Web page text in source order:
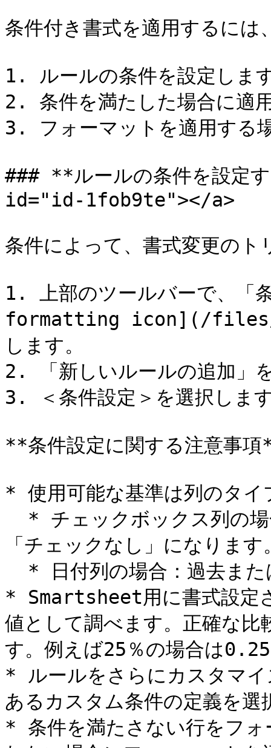
条件付き書式を適用するに
1. ルールの条件を設定しま
2. 条件を満たした場合に適
3. フォーマットを適用する
### **ルールの条件を設
id="id-1fob9te"></a>
条件によって、書式変更の
1. 上部のツールバーで、
formatting icon](/files/
します。
2. 「新しいルールの追加」
3. ＜条件設定＞を選択しま
**条件設定に関する注意事
* 使用可能な基準は列のタイ
「チェックなし」になります
* Smartsheet用に書式設定
値として調べます。正確な
す。例えば25％の場合は
* ルールをさらにカスタマ
あるカスタム条件の定義を選
* 条件を満たさない行をフォ